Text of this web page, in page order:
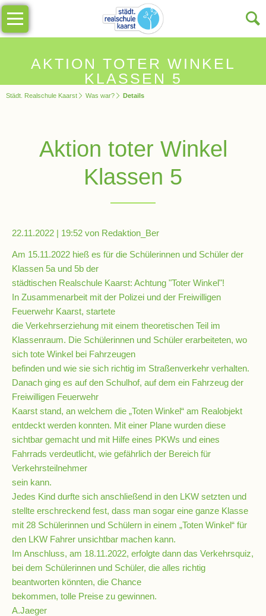
AKTION TOTER WINKEL
KLASSEN 5
Navigation
überspringen
Unsere
Schule
Schulinfos
Allgemeine
Impressionen
Kollegium
Schulsozialarbeit
Hausmeister
Übermittagsbetreuung
Schülervertretung
(SV)
Schulpflegschaft
Förderverein
Schulchronik
Konzepte
Lehrer-
Städt. Realschule Kaarst Was war? Details
Aktion toter Winkel
Klassen 5
22.11.2022 | 19:52 von Redaktion_Ber
Am 15.11.2022 hieß es für die Schülerinnen und Schüler der
Klassen 5a und 5b der
städtischen Realschule Kaarst: Achtung "Toter Winkel"!
In Zusammenarbeit mit der Polizei und der Freiwilligen
Feuerwehr Kaarst, startete
die Verkehrserziehung mit einem theoretischen Teil im
Klassenraum. Die Schülerinnen und Schüler erarbeiteten, wo
sich tote Winkel bei Fahrzeugen
befinden und wie sie sich richtig im Straßenverkehr verhalten.
Danach ging es auf den Schulhof, auf dem ein Fahrzeug der
Freiwilligen Feuerwehr
Kaarst stand, an welchem die „Toten Winkel“ am Realobjekt
entdeckt werden konnten. Mit einer Plane wurden diese
sichtbar gemacht und mit Hilfe eines PKWs und eines
Fahrrads verdeutlicht, wie gefährlich der Bereich für
Verkehrsteilnehmer
sein kann.
Jedes Kind durfte sich anschließend in den LKW setzten und
stellte erschreckend fest, dass man sogar eine ganze Klasse
mit 28 Schülerinnen und Schülern in einem „Toten Winkel“ für
den LKW Fahrer unsichtbar machen kann.
Im Anschluss, am 18.11.2022, erfolgte dann das Verkehrsquiz,
bei dem Schülerinnen und Schüler, die alles richtig
beantworten könnten, die Chance
bekommen, tolle Preise zu gewinnen.
A.Jaeger